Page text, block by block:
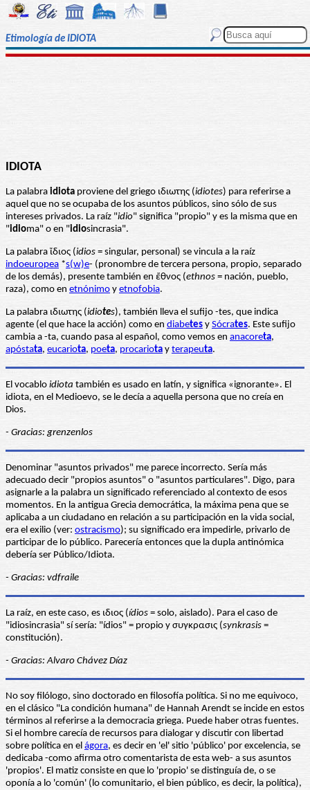
Etimología de IDIOTA
IDIOTA
La palabra idiota proviene del griego ιδιωτης (idiotes) para referirse a
aquel que no se ocupaba de los asuntos públicos, sino sólo de sus
intereses privados. La raíz "idio" significa "propio" y es la misma que en
"idioma" o en "idiosincrasia".
La palabra ἴδιος (idios = singular, personal) se vincula a la raíz
indoeuropea *s(w)e- (pronombre de tercera persona, propio, separado
de los demás), presente también en ἔθνος (ethnos = nación, pueblo,
raza), como en etnónimo y etnofobia.
La palabra ιδιωτης (idiotes), también lleva el sufijo -tes, que indica
agente (el que hace la acción) como en diabetes y Sócrates. Este sufijo
cambia a -ta, cuando pasa al español, como vemos en anacoreta,
apóstata, eucariota, poeta, procariota y terapeuta.
El vocablo idiota también es usado en latín, y significa «ignorante». El
idiota, en el Medioevo, se le decía a aquella persona que no creía en
Dios.
- Gracias: grenzenlos
Denominar "asuntos privados" me parece incorrecto. Sería más
adecuado decir "propios asuntos" o "asuntos particulares". Digo, para
asignarle a la palabra un significado referenciado al contexto de esos
momentos. En la antigua Grecia democrática, la máxima pena que se
aplicaba a un ciudadano en relación a su participación en la vida social,
era el exilio (ver: ostracismo); su significado era impedirle, privarlo de
participar de lo público. Parecería entonces que la dupla antinómica
debería ser Público/Idiota.
- Gracias: vdfraile
La raíz, en este caso, es ιδιος (ídios = solo, aislado). Para el caso de
"idiosincrasia" sí sería: "ídios" = propio y συγκρασις (synkrasis =
constitución).
- Gracias: Alvaro Chávez Díaz
No soy filólogo, sino doctorado en filosofía política. Si no me equivoco,
en el clásico "La condición humana" de Hannah Arendt se incide en estos
términos al referirse a la democracia griega. Puede haber otras fuentes.
Si el hombre carecía de recursos para dialogar y discutir con libertad
sobre política en el ágora, es decir en 'el' sitio 'público' por excelencia, se
dedicaba -como afirma otro comentarista de esta web- a sus asuntos
'propios'. El matiz consiste en que lo 'propio' se distinguía de, o se
oponía a lo 'común' (lo comunitario, el bien público, es decir, la política),